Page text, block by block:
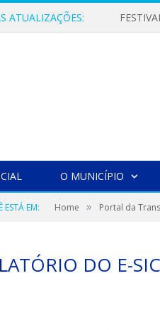
ATUALIZAÇÕES:
O MUNICÍPIO
ESTÁ EM: Home » Portal da
DO E-